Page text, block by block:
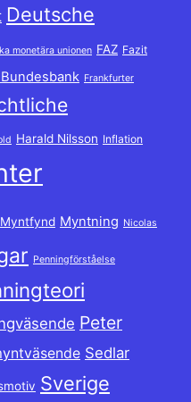
Deutsche
monetära unionen FAZ Fazit
Frankfurter
Harald Nilsson Inflation
Myntfynd Myntning Nicolas
Penningförståelse
Peter
Sedlar
Sverige